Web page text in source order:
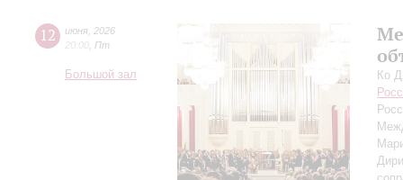
12 июня 2026
20:00 Пт
Большой зал
Ко